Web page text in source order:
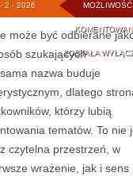
MOŻLIWOŚĆ
ZOSTAŁA
2 - 2026
może być odbierane
szukających
nazwa buduje
dlatego
którzy lubią
tematów. To nie
czytelna przestrzeń, w
wrażenie, jak i sens